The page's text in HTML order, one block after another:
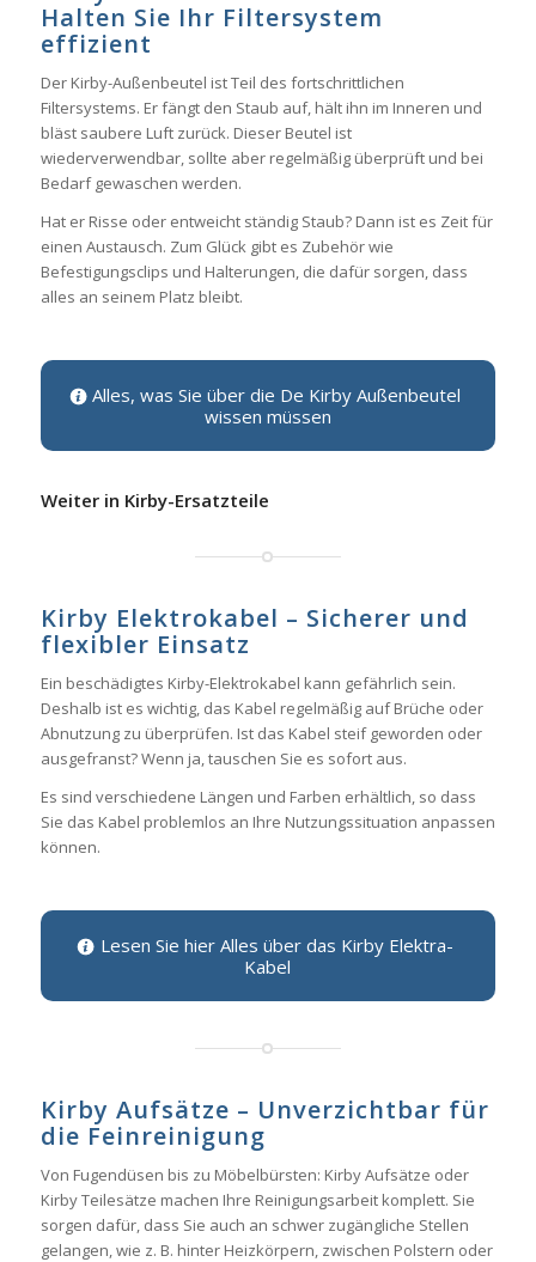
Halten Sie Ihr Filtersystem
effizient
Der Kirby-Außenbeutel ist Teil des fortschrittlichen
Filtersystems. Er fängt den Staub auf, hält ihn im Inneren und
bläst saubere Luft zurück. Dieser Beutel ist
wiederverwendbar, sollte aber regelmäßig überprüft und bei
Bedarf gewaschen werden.
Hat er Risse oder entweicht ständig Staub? Dann ist es Zeit für
einen Austausch. Zum Glück gibt es Zubehör wie
Befestigungsclips und Halterungen, die dafür sorgen, dass
alles an seinem Platz bleibt.
Alles, was Sie über die De Kirby Außenbeutel
wissen müssen
Weiter in Kirby-Ersatzteile
Kirby Elektrokabel – Sicherer und
flexibler Einsatz
Ein beschädigtes Kirby-Elektrokabel kann gefährlich sein.
Deshalb ist es wichtig, das Kabel regelmäßig auf Brüche oder
Abnutzung zu überprüfen. Ist das Kabel steif geworden oder
ausgefranst? Wenn ja, tauschen Sie es sofort aus.
Es sind verschiedene Längen und Farben erhältlich, so dass
Sie das Kabel problemlos an Ihre Nutzungssituation anpassen
können.
Lesen Sie hier Alles über das Kirby Elektra-
Kabel
Kirby Aufsätze – Unverzichtbar für
die Feinreinigung
Von Fugendüsen bis zu Möbelbürsten: Kirby Aufsätze oder
Kirby Teilesätze machen Ihre Reinigungsarbeit komplett. Sie
sorgen dafür, dass Sie auch an schwer zugängliche Stellen
gelangen, wie z. B. hinter Heizkörpern, zwischen Polstern oder